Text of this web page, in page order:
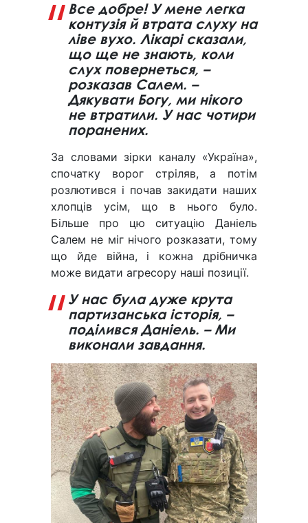
Все добре! У мене легка
контузія й втрата слуху на
ліве вухо. Лікарі сказали,
що ще не знають, коли
слух повернеться, –
розказав Салем. –
Дякувати Богу, ми нікого
не втратили. У нас чотири
поранених.
За словами зірки каналу «Україна»,
спочатку ворог стріляв, а потім
розлютився і почав закидати наших
хлопців усім, що в нього було.
Більше про цю ситуацію Даніель
Салем не міг нічого розказати, тому
що йде війна, і кожна дрібничка
може видати агресору наші позиції.
У нас була дуже крута
партизанська історія, –
поділився Даніель. – Ми
виконали завдання.